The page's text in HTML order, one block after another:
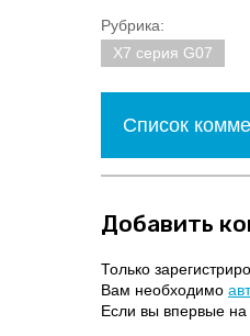
Рубрика:
X7 серия G07
Список
Добавить
Только
Вам необходимо
Если вы впервые на